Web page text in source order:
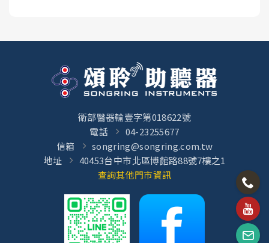
衛部醫器輸壹字第018622號
電話
04-23255677
信箱
songring@songring.com.tw
地址
40453台中市北區博館路88號7樓之1
查詢其他門市資訊